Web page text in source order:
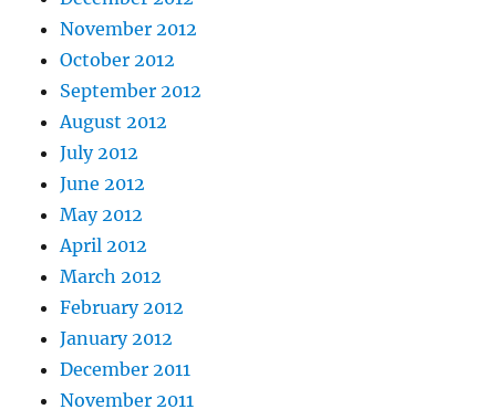
November 2012
October 2012
September 2012
August 2012
July 2012
June 2012
May 2012
April 2012
March 2012
February 2012
January 2012
December 2011
November 2011